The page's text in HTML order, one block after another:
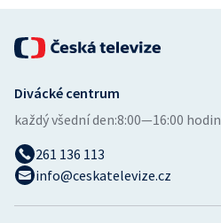
Ostatní
Divácké centrum
každý všední den:8:00—16:00 hodin
261 136 113
info@ceskatelevize.cz